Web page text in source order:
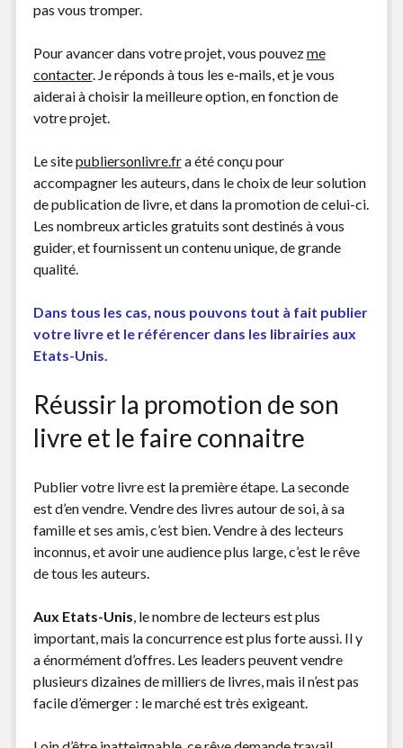
pas vous tromper.
Pour avancer dans votre projet, vous pouvezme
contacter. Je réponds à tous les e-mails, et je vous
aiderai à choisir la meilleure option, en fonction de
votre projet.
Le sitepubliersonlivre.fra été conçu pour
accompagner les auteurs, dans le choix de leur solution
de publication de livre, et dans la promotion de celui-ci.
Les nombreux articles gratuits sont destinés à vous
guider, et fournissent un contenu unique, de grande
qualité.
Dans tous les cas, nous pouvons tout à fait publier
votre livre et le référencer dans les librairies aux
Etats-Unis.
Réussir la promotion de son
livre et le faire connaitre
Publier votre livre est la première étape. La seconde
est d’en vendre. Vendre des livres autour de soi, à sa
famille et ses amis, c’est bien. Vendre à des lecteurs
inconnus, et avoir une audience plus large, c’est le rêve
de tous les auteurs.
Aux Etats-Unis, le nombre de lecteurs est plus
important, mais la concurrence est plus forte aussi. Il y
a énormément d’offres. Les leaders peuvent vendre
plusieurs dizaines de milliers de livres, mais il n’est pas
facile d’émerger : le marché est très exigeant.